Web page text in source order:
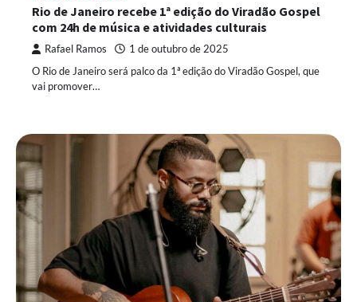
Rio de Janeiro recebe 1ª edição do Viradão Gospel
com 24h de música e atividades culturais
Rafael Ramos 1 de outubro de 2025
O Rio de Janeiro será palco da 1ª edição do Viradão Gospel, que
vai promover…